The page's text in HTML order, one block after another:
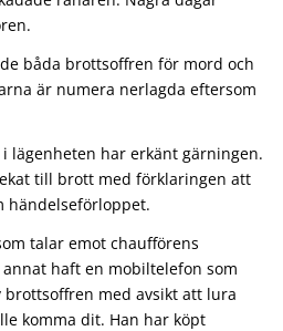
båda brottsoffren för mord och
är numera nerlagda eftersom
lägenheten har erkänt gärningen.
till brott med förklaringen att
händelseförloppet.
talar emot chaufförens
haft en mobiltelefon som
med avsikt att lura
komma dit. Han har köpt